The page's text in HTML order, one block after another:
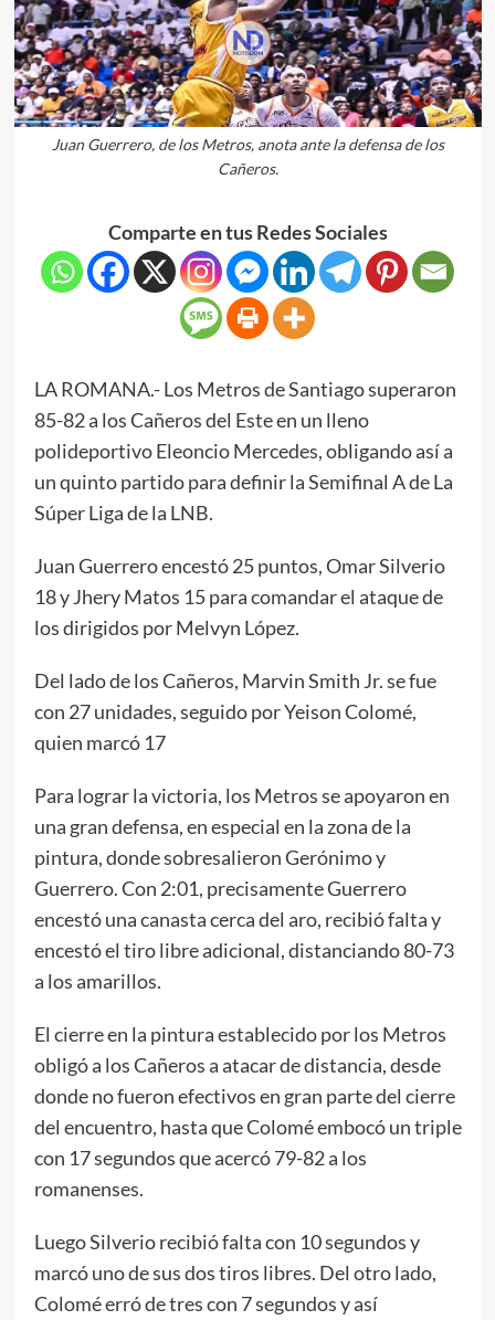
Juan Guerrero, de los Metros, anota ante la defensa de los
Cañeros.
Comparte en tus Redes Sociales
LA ROMANA.- Los Metros de Santiago superaron
85-82 a los Cañeros del Este en un lleno
polideportivo Eleoncio Mercedes, obligando así a
un quinto partido para definir la Semifinal A de La
Súper Liga de la LNB.
Juan Guerrero encestó 25 puntos, Omar Silverio
18 y Jhery Matos 15 para comandar el ataque de
los dirigidos por Melvyn López.
Del lado de los Cañeros, Marvin Smith Jr. se fue
con 27 unidades, seguido por Yeison Colomé,
quien marcó 17
Para lograr la victoria, los Metros se apoyaron en
una gran defensa, en especial en la zona de la
pintura, donde sobresalieron Gerónimo y
Guerrero. Con 2:01, precisamente Guerrero
encestó una canasta cerca del aro, recibió falta y
encestó el tiro libre adicional, distanciando 80-73
a los amarillos.
El cierre en la pintura establecido por los Metros
obligó a los Cañeros a atacar de distancia, desde
donde no fueron efectivos en gran parte del cierre
del encuentro, hasta que Colomé embocó un triple
con 17 segundos que acercó 79-82 a los
romanenses.
Luego Silverio recibió falta con 10 segundos y
marcó uno de sus dos tiros libres. Del otro lado,
Colomé erró de tres con 7 segundos y así